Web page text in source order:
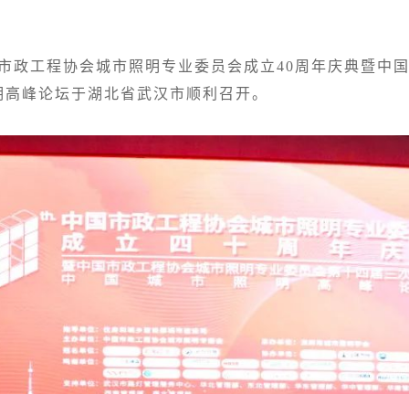
程协会城市照明专业委员会成立40周年庆典暨中国
峰论坛于湖北省武汉市顺利召开。